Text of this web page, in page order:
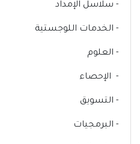
- سلاسل الإمداد
- الخدمات اللوجستية
- العلوم
- الإحصاء
- التسويق
- البرمجيات